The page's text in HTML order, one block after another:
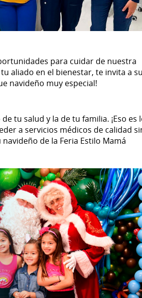
para cuidar de nuestra
aliado en el bienestar, te invita a
navideño muy especial!
tu salud y la de tu familia. ¡Eso es
a servicios médicos de calidad
de la Feria Estilo Mamá